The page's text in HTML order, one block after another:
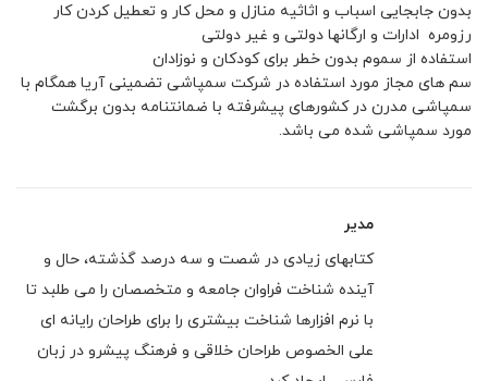
بدون جابجایی اسباب و اثاثیه منازل و محل کار و تعطیل کردن کار
رزومره ادارات و ارگانها دولتی و غیر دولتی
استفاده از سموم بدون خطر برای کودکان و نوزادان
سم های مجاز مورد استفاده در شرکت سمپاشی تضمینی آریا همگام با
سمپاشی مدرن در کشورهای پیشرفته با ضمانتنامه بدون برگشت
مورد سمپاشی شده می باشد.
مدیر
کتابهای زیادی در شصت و سه درصد گذشته، حال و
آینده شناخت فراوان جامعه و متخصصان را می طلبد تا
با نرم افزارها شناخت بیشتری را برای طراحان رایانه ای
علی الخصوص طراحان خلاقی و فرهنگ پیشرو در زبان